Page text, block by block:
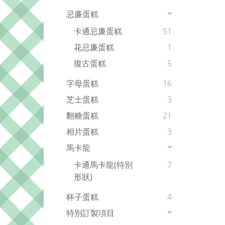
忌廉蛋糕
卡通忌廉蛋糕
51
花忌廉蛋糕
1
復古蛋糕
5
字母蛋糕
16
芝士蛋糕
3
翻糖蛋糕
21
相片蛋糕
3
馬卡龍
卡通馬卡龍(特別
形狀)
7
杯子蛋糕
4
特別訂製項目